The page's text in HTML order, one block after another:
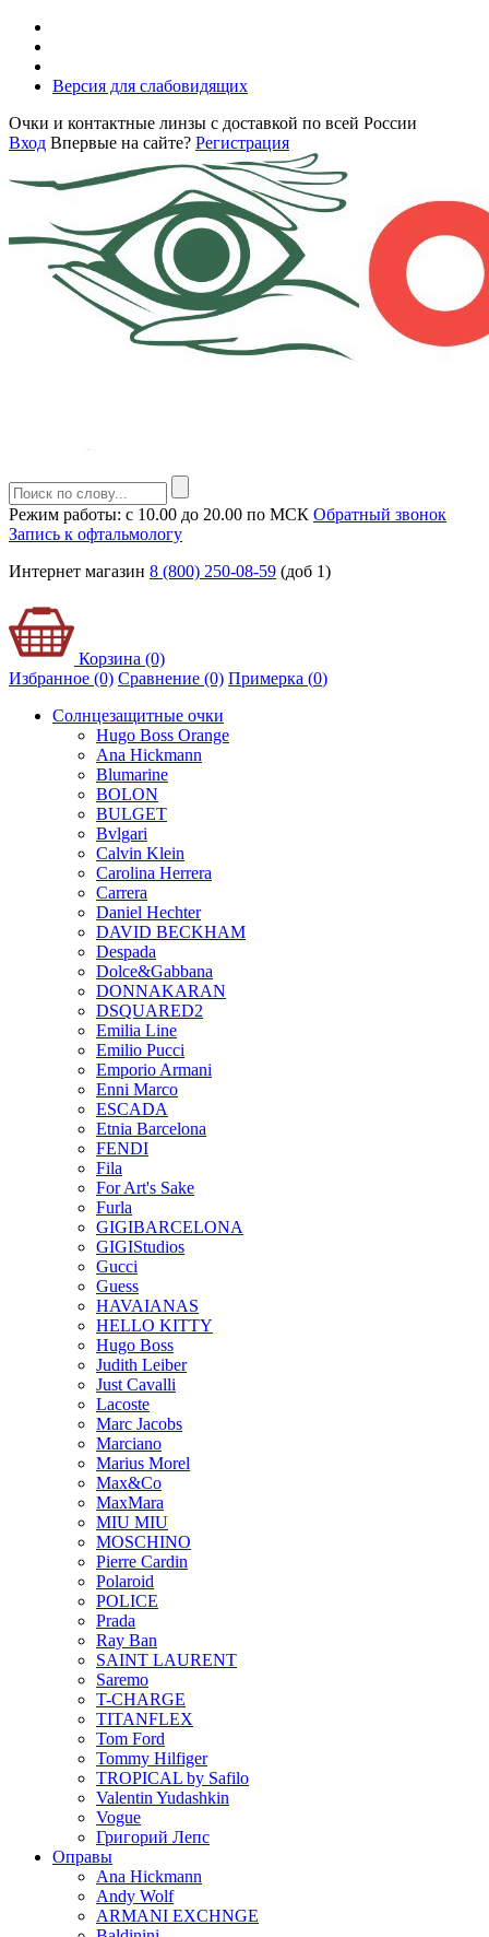
Версия для слабовидящих
Очки и контактные линзы с доставкой по всей России
Вход Впервые на сайте? Регистрация
Режим работы: с 10.00 до 20.00 по МСК Обратный звонок
Запись к офтальмологу
Интернет магазин 8 (800) 250-08-59 (доб 1)
Корзина (0)
Избранное (0) Сравнение (0) Примерка (0)
Солнцезащитные очки
Hugo Boss Orange
Ana Hickmann
Blumarine
BOLON
BULGET
Bvlgari
Calvin Klein
Carolina Herrera
Carrera
Daniel Hechter
DAVID BECKHAM
Despada
Dolce&Gabbana
DONNAKARAN
DSQUARED2
Emilia Line
Emilio Pucci
Emporio Armani
Enni Marco
ESCADA
Etnia Barcelona
FENDI
Fila
For Art's Sake
Furla
GIGIBARCELONA
GIGIStudios
Gucci
Guess
HAVAIANAS
HELLO KITTY
Hugo Boss
Judith Leiber
Just Cavalli
Lacoste
Marc Jacobs
Marciano
Marius Morel
Max&Co
MaxMara
MIU MIU
MOSCHINO
Pierre Cardin
Polaroid
POLICE
Prada
Ray Ban
SAINT LAURENT
Saremo
T-CHARGE
TITANFLEX
Tom Ford
Tommy Hilfiger
TROPICAL by Safilo
Valentin Yudashkin
Vogue
Григорий Лепс
Оправы
Ana Hickmann
Andy Wolf
ARMANI EXCHNGE